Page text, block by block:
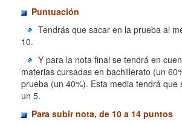
Puntuación
Tendrás que sacar en la prueba al
10.
Y para la nota final se tendrá en
materias cursadas en bachillerato (un
prueba (un 40%). Esta media tendrá que
un 5.
Para subir nota, de 10 a 14 puntos